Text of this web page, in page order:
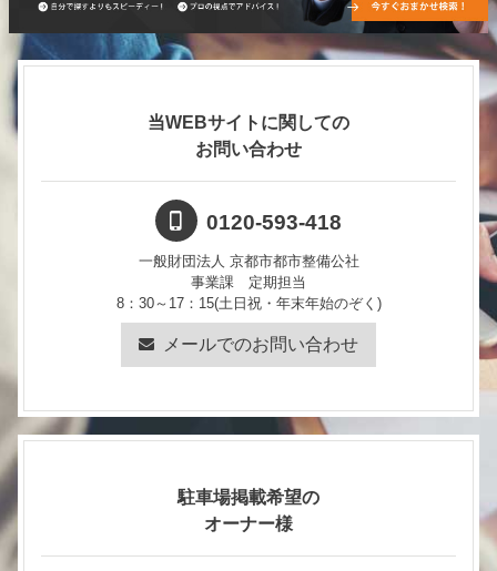
当WEBサイトに関しての
お問い合わせ
0120-593-418
一般財団法人 京都市都市整備公社
事業課 定期担当
8：30～17：15(土日祝・年末年始のぞく)
メールでのお問い合わせ
駐車場掲載希望の
オーナー様